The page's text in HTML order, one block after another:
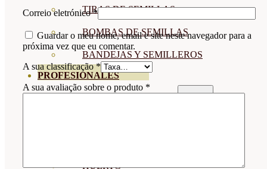
TIRAS DE SEMILLAS
BOMBAS DE SEMILLAS
BANDEJAS Y SEMILLEROS
PROFESIONALES
HUERTO
Correio eletrónico*
Guardar o meu nome, email e site neste navegador para a
próxima vez que eu comentar.
A sua classificação*
A sua avaliação sobre o produto *